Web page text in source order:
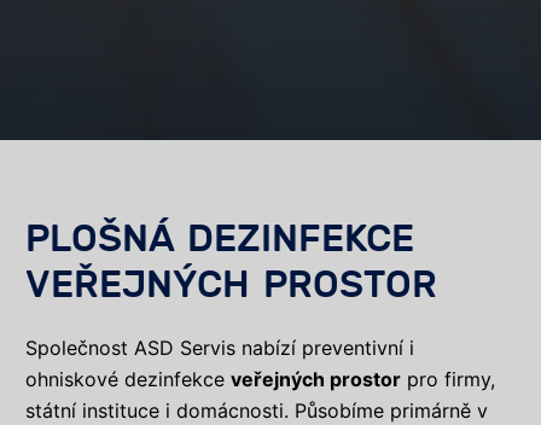
PLOŠNÁ DEZINFEKCE
VEŘEJNÝCH PROSTOR
Společnost ASD Servis nabízí preventivní i
ohniskové dezinfekce veřejných prostor pro firmy,
státní instituce i domácnosti. Působíme primárně v